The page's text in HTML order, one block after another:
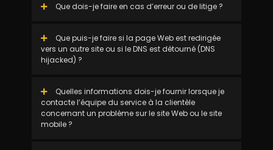
Que dois-je faire en cas d’erreur ou de litige ?
Que puis-je faire si la page Web est redirigée
vers un autre site ou si le DNS est détourné (DNS
hijacked) ?
Quelles informations dois-je fournir lorsque je
contacte l’équipe du service à la clientèle
concernant un problème sur le site Web ou le site
mobile ?